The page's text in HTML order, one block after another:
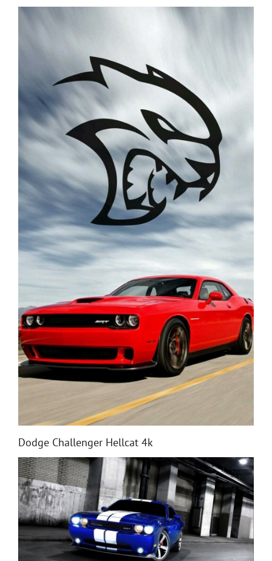
Dodge Challenger Hellcat 4k